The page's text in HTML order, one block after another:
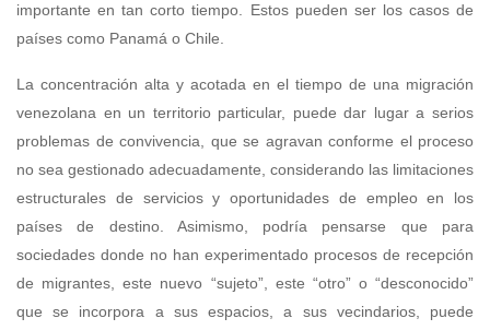
importante en tan corto tiempo. Estos pueden ser los casos de
países como Panamá o Chile.
La concentración alta y acotada en el tiempo de una migración
venezolana en un territorio particular, puede dar lugar a serios
problemas de convivencia, que se agravan conforme el proceso
no sea gestionado adecuadamente, considerando las limitaciones
estructurales de servicios y oportunidades de empleo en los
países de destino. Asimismo, podría pensarse que para
sociedades donde no han experimentado procesos de recepción
de migrantes, este nuevo “sujeto”, este “otro” o “desconocido”
que se incorpora a sus espacios, a sus vecindarios, puede